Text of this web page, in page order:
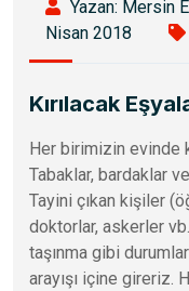
Yazan: Mersin
Nisan 2018
Kırılacak
Her birimizin evinde
Tabaklar, bardaklar
Tayini çıkan kişiler
doktorlar, askerler
taşınma gibi
arayışı içine gireriz.